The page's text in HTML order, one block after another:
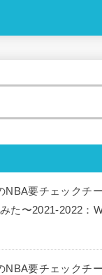
NBA要チェックチ
た〜2021-2022：
NBA要チェックチ